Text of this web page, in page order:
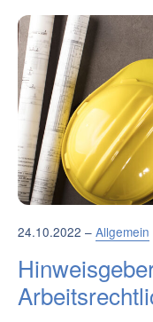
24.10.2022 – Allgemein